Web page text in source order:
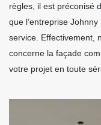
règles, il est préconisé
que l’entreprise
service. Effectivement,
concerne la façade
votre projet en toute